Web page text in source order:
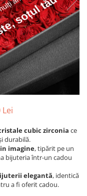
Lei
cubic zirconia ce
durabilă.
imagine, tipărit pe un
bijuteria într-un cadou
elegantă, identică
a fi oferit cadou.